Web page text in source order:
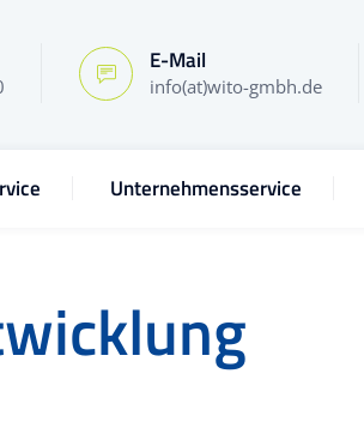
E-Mail
info(at)wito-gmbh.de
Unternehmensservice